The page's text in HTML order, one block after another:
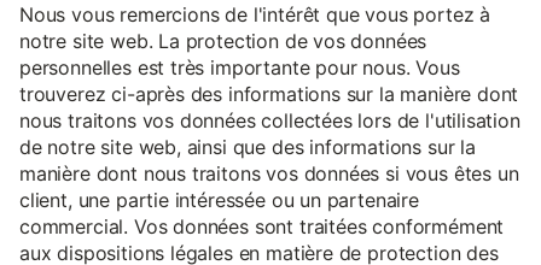
Nous vous remercions de l'intérêt que vous portez à
notre site web. La protection de vos données
personnelles est très importante pour nous. Vous
trouverez ci-après des informations sur la manière dont
nous traitons vos données collectées lors de l'utilisation
de notre site web, ainsi que des informations sur la
manière dont nous traitons vos données si vous êtes un
client, une partie intéressée ou un partenaire
commercial. Vos données sont traitées conformément
aux dispositions légales en matière de protection des